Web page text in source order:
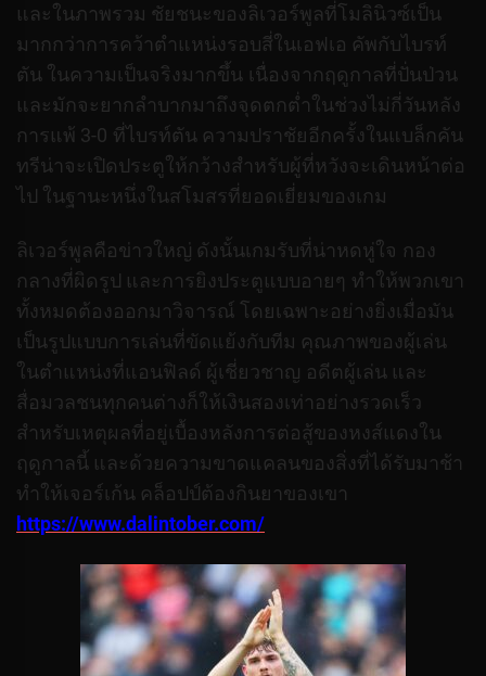
และในภาพรวม ชัยชนะของลิเวอร์พูลที่โมลินิวซ์เป็น
มากกว่าการคว้าตำแหน่งรอบสี่ในเอฟเอ คัพกับไบรท์
ตัน ในความเป็นจริงมากขึ้น เนื่องจากฤดูกาลที่ปั่นป่วน
และมักจะยากลำบากมาถึงจุดตกต่ำในช่วงไม่กี่วันหลัง
การแพ้ 3-0 ที่ไบรท์ตัน ความปราชัยอีกครั้งในแบล็กคัน
ทรีน่าจะเปิดประตูให้กว้างสำหรับผู้ที่หวังจะเดินหน้าต่อ
ไป ในฐานะหนึ่งในสโมสรที่ยอดเยี่ยมของเกม
ลิเวอร์พูลคือข่าวใหญ่ ดังนั้นเกมรับที่น่าหดหู่ใจ กอง
กลางที่ผิดรูป และการยิงประตูแบบอายๆ ทำให้พวกเขา
ทั้งหมดต้องออกมาวิจารณ์ โดยเฉพาะอย่างยิ่งเมื่อมัน
เป็นรูปแบบการเล่นที่ขัดแย้งกับทีม คุณภาพของผู้เล่น
ในตำแหน่งที่แอนฟิลด์ ผู้เชี่ยวชาญ อดีตผู้เล่น และ
สื่อมวลชนทุกคนต่างก็ให้เงินสองเท่าอย่างรวดเร็ว
สำหรับเหตุผลที่อยู่เบื้องหลังการต่อสู้ของหงส์แดงใน
ฤดูกาลนี้ และด้วยความขาดแคลนของสิ่งที่ได้รับมาช้า
ทำให้เจอร์เก้น คล็อปป์ต้องกินยาของเขา
https://www.dalintober.com/